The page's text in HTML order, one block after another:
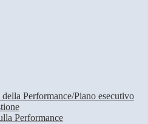
della Performance/Piano esecutivo
Performance